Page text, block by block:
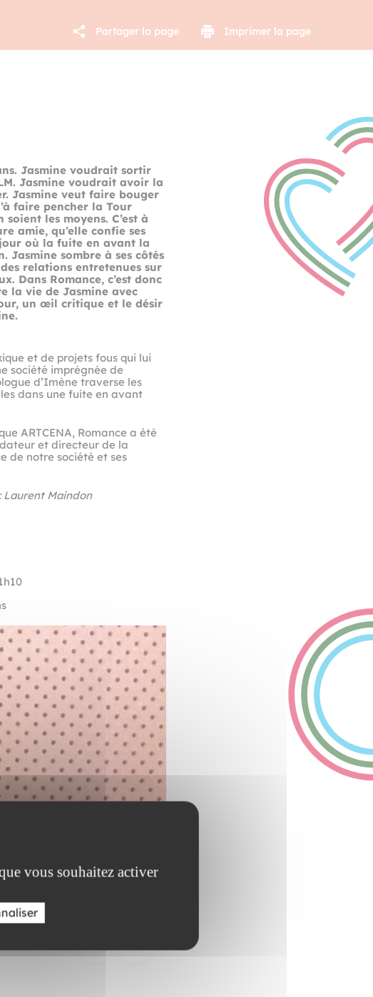
Partager la page Imprimer la page
Jasmine voudrait sortir
Jasmine voudrait avoir la
Jasmine veut faire bouger
faire pencher la Tour
soient les moyens. C’est à
amie, qu’elle confie ses
jour où la fuite en avant la
Jasmine sombre à ses côtés
relations entretenues sur
Dans Romance, c’est donc
la vie de Jasmine avec
un œil critique et le désir
et de projets fous qui lui
société imprégnée de
d’Imène traverse les
dans une fuite en avant
ARTCENA, Romance a été
et directeur de la
de notre société et ses
Laurent Maindon
vous souhaitez activer